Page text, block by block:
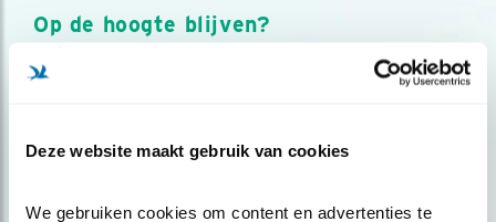
Deze website maakt gebruik van cookies
We gebruiken cookies om content en advertenties te
Op de hoogte blijven?
Meld je aan en ontvang nieuws, inspiratie, acties en tips
over vogels en activiteiten van Vogelbescherming.